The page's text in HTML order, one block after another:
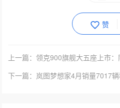
赞
上一篇：领克900旗舰大五座上市
下一篇：岚图梦想家4月销量7017